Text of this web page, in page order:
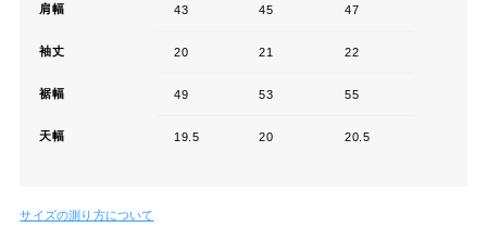
肩幅 43 45 47
袖丈 20 21 22
裾幅 49 53 55
天幅 19.5 20 20.5
サイズの測り方について